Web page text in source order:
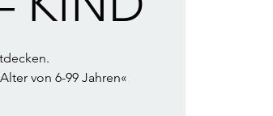
von 6-99 Jahren«